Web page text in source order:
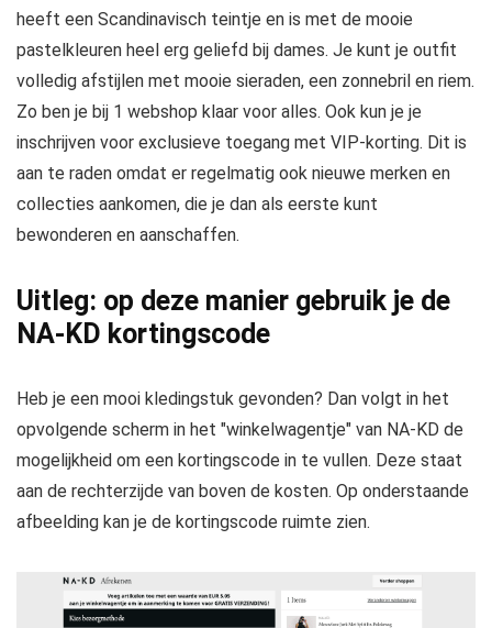
heeft een Scandinavisch teintje en is met de mooie
pastelkleuren heel erg geliefd bij dames. Je kunt je outfit
volledig afstijlen met mooie sieraden, een zonnebril en riem.
Zo ben je bij 1 webshop klaar voor alles. Ook kun je je
inschrijven voor exclusieve toegang met VIP-korting. Dit is
aan te raden omdat er regelmatig ook nieuwe merken en
collecties aankomen, die je dan als eerste kunt
bewonderen en aanschaffen.
Uitleg: op deze manier gebruik je de
NA-KD kortingscode
Heb je een mooi kledingstuk gevonden? Dan volgt in het
opvolgende scherm in het "winkelwagentje" van NA-KD de
mogelijkheid om een kortingscode in te vullen. Deze staat
aan de rechterzijde van boven de kosten. Op onderstaande
afbeelding kan je de kortingscode ruimte zien.